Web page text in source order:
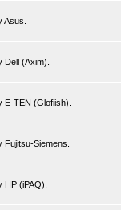
(Axim).
TEN (Glofiish).
Siemens.
(iPAQ).